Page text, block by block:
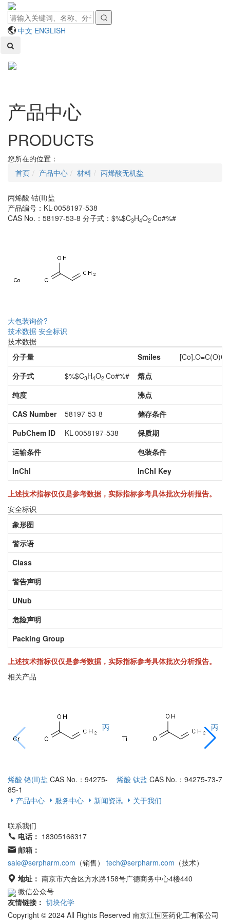
中文 ENGLISH
产品中心
PRODUCTS
您所在的位置：
首页
产品中心 材料 丙烯酸无机盐
丙烯酸 钴(II)盐
产品编号：KL-0058197-538
CAS No.：58197-53-8 分子式：$%$C3H4O2
.Co#%#
大包装询价?
技术数据 安全标识
技术数据
分子量
Smiles
分子式
$%$C3H4O2
.Co#%#
熔点
纯度
沸点
CAS Number
58197-53-8
储存条件
PubChem ID
KL-0058197-538
保质期
运输条件
包装条件
InChI
InChI Key
上述技术指标仅仅是参考数据，实际指标参考具体批次分析报告。
安全标识
象形图
警示语
Class
警告声明
UNub
危险声明
Packing Group
上述技术指标仅仅是参考数据，实际指标参考具体批次分析报告。
相关产品
丙
烯酸 铬(II)盐 CAS No.：94275-
85-1
丙
烯酸 钛盐 CAS No.：94275-73-7
产品中心
服务中心 新闻资讯 关于我们
联系我们
电话： 18305166317
邮箱：
sale@serpharm.com （销售） tech@serpharm.com （技术）
地址： 南京市六合区方水路158号广德商务中心4楼440
微信公众号
友情链接： 切块化学
Copyright © 2024 All Rights Reserved 南京江恒医药化工有限公司